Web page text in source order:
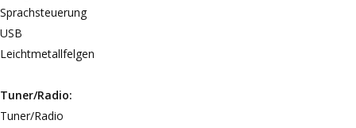
Sprachsteuerung
USB
Leichtmetallfelgen
Tuner/Radio:
Tuner/Radio